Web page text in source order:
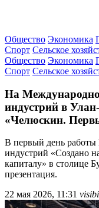
Общество Экономика
Спорт Сельское
Общество Экономика
Спорт Сельское
На
индустрий в
«Челюскин.
В первый день
индустрий «Создано
капиталу» в столице
презентация.
22 мая 2026, 11:31